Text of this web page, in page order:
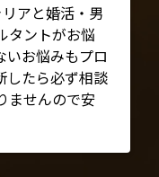
アと婚活・男
タントがお悩
いお悩みもプロ
たら必ず相談
ませんので安